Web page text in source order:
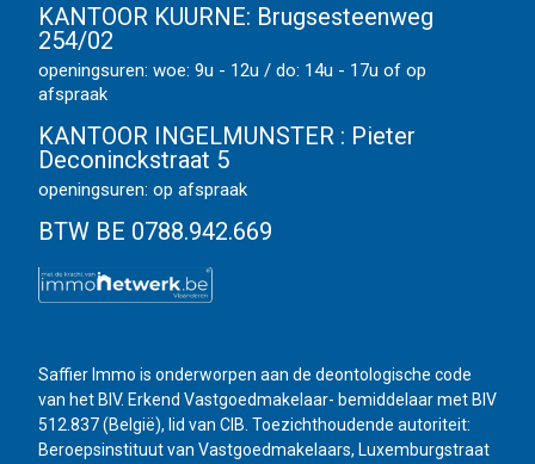
KANTOOR KUURNE: Brugsesteenweg
254/02
openingsuren: woe: 9u - 12u / do: 14u - 17u of op
afspraak
KANTOOR INGELMUNSTER : Pieter
Deconinckstraat 5
openingsuren: op afspraak
BTW BE 0788.942.669
Saffier Immo is onderworpen aan de deontologische code
van het BIV. Erkend Vastgoedmakelaar- bemiddelaar met BIV
512.837 (België), lid van CIB. Toezichthoudende autoriteit:
Beroepsinstituut van Vastgoedmakelaars, Luxemburgstraat